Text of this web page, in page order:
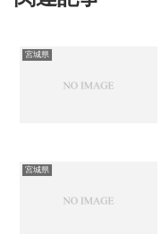
宮城県
宮城県